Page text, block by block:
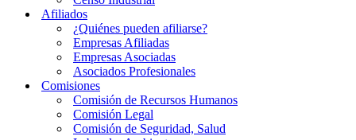
Afiliados
¿Quiénes pueden afiliarse?
Empresas Afiliadas
Empresas Asociadas
Asociados Profesionales
Comisiones
Comisión de Recursos Humanos
Comisión Legal
Comisión de Seguridad, Salud